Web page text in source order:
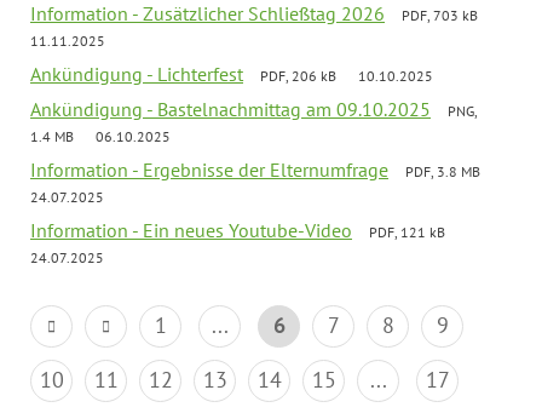
Information - Zusätzlicher Schließtag 2026
PDF, 703 kB
11.11.2025
Ankündigung - Lichterfest PDF, 206 kB 10.10.2025
Ankündigung - Bastelnachmittag am 09.10.2025
PNG,
1.4 MB
06.10.2025
Information - Ergebnisse der Elternumfrage
PDF, 3.8 MB
24.07.2025
Information - Ein neues Youtube-Video
PDF, 121 kB
24.07.2025
1 ... 6 7 8
9
10
11 12 13 14 15 ... 17